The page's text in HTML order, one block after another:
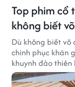
Top phim cổ
không biết
Dù không biết võ
chinh phục khán
khuynh đảo thiên